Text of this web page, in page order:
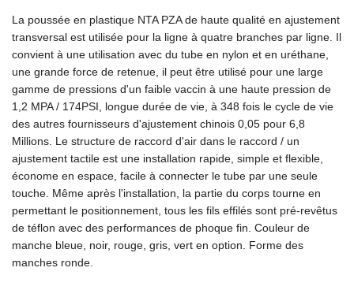
La poussée en plastique NTA PZA de haute qualité en ajustement
transversal est utilisée pour la ligne à quatre branches par ligne. Il
convient à une utilisation avec du tube en nylon et en uréthane,
une grande force de retenue, il peut être utilisé pour une large
gamme de pressions d'un faible vaccin à une haute pression de
1,2 MPA / 174PSI, longue durée de vie, à 348 fois le cycle de vie
des autres fournisseurs d'ajustement chinois 0,05 pour 6,8
Millions. Le structure de raccord d'air dans le raccord / un
ajustement tactile est une installation rapide, simple et flexible,
économe en espace, facile à connecter le tube par une seule
touche. Même après l'installation, la partie du corps tourne en
permettant le positionnement, tous les fils effilés sont pré-revêtus
de téflon avec des performances de phoque fin. Couleur de
manche bleue, noir, rouge, gris, vert en option. Forme des
manches ronde.